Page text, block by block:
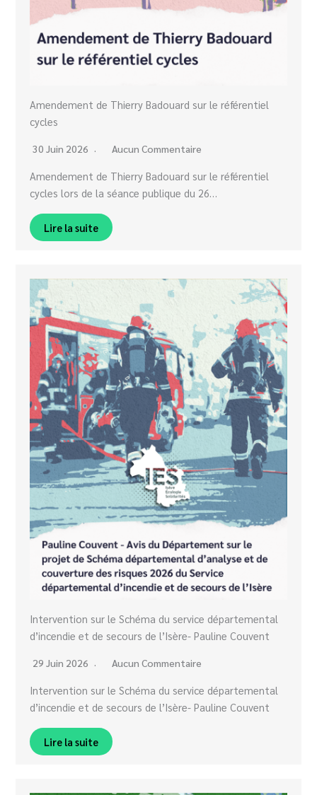
Amendement de Thierry Badouard sur le référentiel
cycles
30 Juin 2026 Aucun Commentaire
Amendement de Thierry Badouard sur le référentiel
cycles lors de la séance publique du 26…
Lire la suite
Intervention sur le Schéma du service départemental
d’incendie et de secours de l’Isère- Pauline Couvent
29 Juin 2026 Aucun Commentaire
Intervention sur le Schéma du service départemental
d’incendie et de secours de l’Isère- Pauline Couvent
Lire la suite